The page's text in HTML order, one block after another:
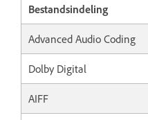
Bestandsindeling
Advanced Audio Coding
Dolby Digital
AIFF